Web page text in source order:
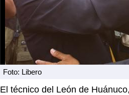
Foto: Libero
El técnico del León de